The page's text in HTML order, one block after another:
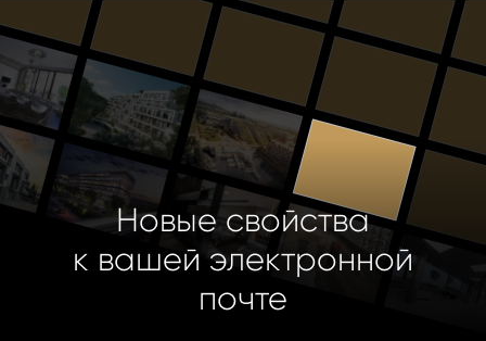
Новые свойства
к вашей электронной
почте